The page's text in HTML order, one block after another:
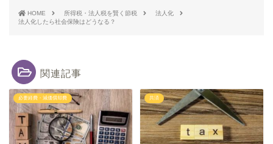
HOME 所得税・法人税を賢く節税
法人化
法人化したら社会保険はどうなる？
関連記事
必要経費・減価償却費 共済